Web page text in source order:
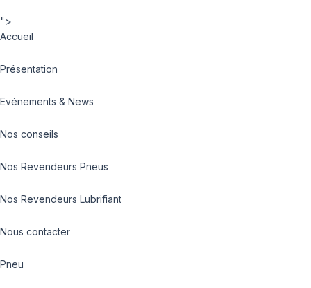
">
Accueil
Présentation
Evénements & News
Nos conseils
Nos Revendeurs Pneus
Nos Revendeurs Lubrifiant
Nous contacter
Pneu